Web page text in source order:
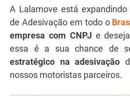
A Lalamove está
de Adesivação em todo o
empresa com CNPJ e
essa é a sua chance de
estratégico na adesivação
nossos motoristas parceiros.